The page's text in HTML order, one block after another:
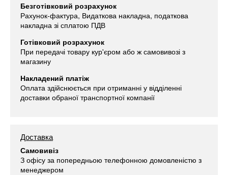
Безготівковий розрахунок
Рахунок-фактура, Видаткова накладна, податкова
накладна зі сплатою ПДВ
Готівковий розрахунок
При передачі товару кур'єром або ж самовивозі з
магазину
Накладений платіж
Оплата здійснюється при отриманні у відділенні
доставки обраної транспортної компанії
Доставка
Самовивіз
З офісу за попередньою телефонною домовленістю з
менеджером